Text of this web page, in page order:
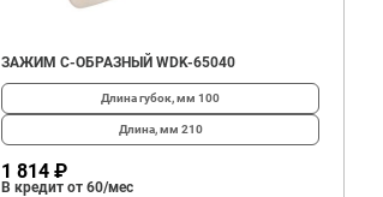
ЗАЖИМ С-ОБРАЗНЫЙ WDK-65040
Длина губок, мм100
Длина, мм 210
1 814 ₽
В кредит от 60/мес